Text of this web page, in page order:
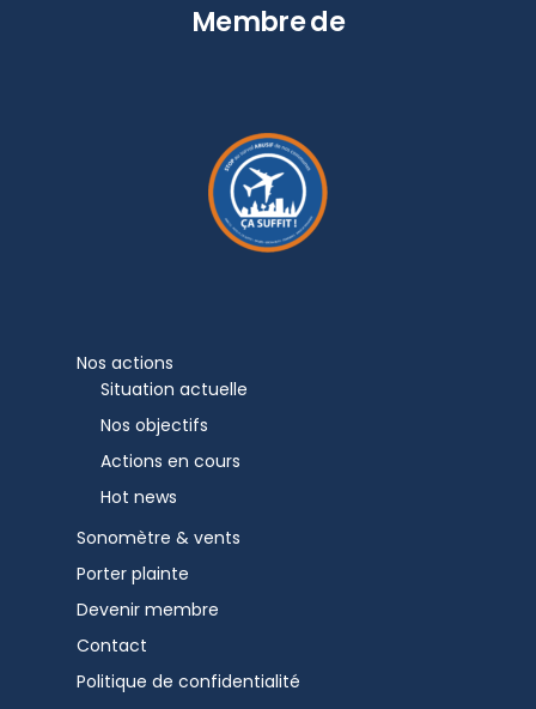
Membre de
Nos actions
Situation actuelle
Nos objectifs
Actions en cours
Hot news
Sonomètre & vents
Porter plainte
Devenir membre
Contact
Politique de confidentialité